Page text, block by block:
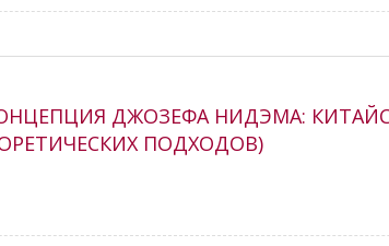
ДЖОЗЕФА НИДЭМА:
ПОДХОДОВ)